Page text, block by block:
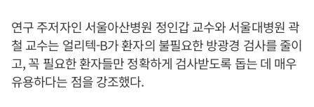
연구 주저자인 서울아산병원 정인갑 교수와 서울대병원 곽
철 교수는 얼리텍-B가 환자의 불필요한 방광경 검사를 줄이
고, 꼭 필요한 환자들만 정확하게 검사받도록 돕는 데 매우
유용하다는 점을 강조했다.